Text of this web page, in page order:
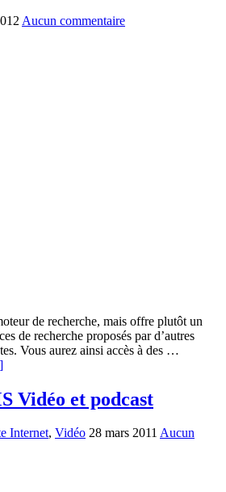
Aucun commentaire
de recherche, mais offre plutôt un
de recherche proposés par d’autres
Vous aurez ainsi accès à des …
Vidéo et podcast
Internet, Vidéo 28 mars 2011 Aucun